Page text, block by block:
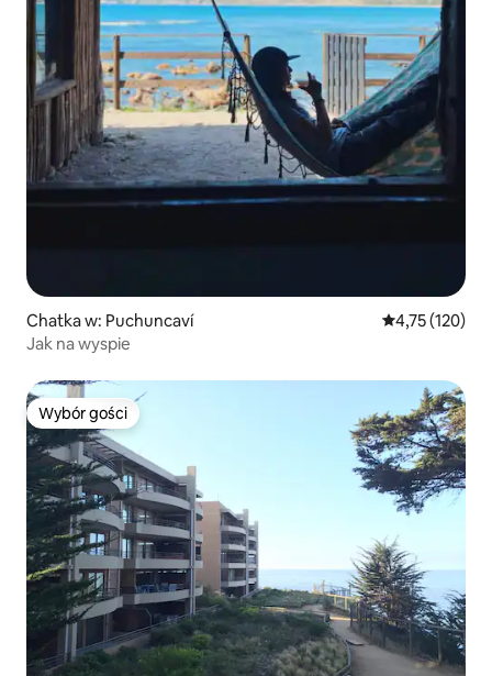
Chatka w: Puchuncaví Średnia
4,75 (120)
Jak na wyspie
Wybór gości
Wybór gości